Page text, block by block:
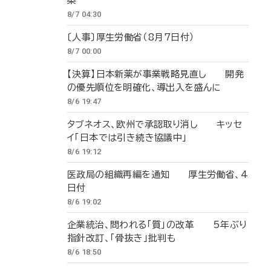
8/7 04:30
〔人事〕厚生労働省（8月7日付）
8/7 00:00
【決算】日本新薬が事業戦略見直し 開発
の優先順位を明確化、導出入を盛んに
8/6 19:47
タブネオス、欧州で承認取り消し キッセ
イ「日本では引き続き協議中」
8/6 19:12
医政局の組織再編を通知 厚生労働省、4
日付
8/6 19:02
企業統治、問われる「質」の改革 5年ぶり
指針改訂、「骨抜き」批判も
8/6 18:50